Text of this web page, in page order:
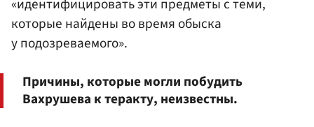
«идентифицировать эти предметы с теми,
которые найдены во время обыска
у подозреваемого».
Причины, которые могли побудить
Вахрушева к теракту, неизвестны.